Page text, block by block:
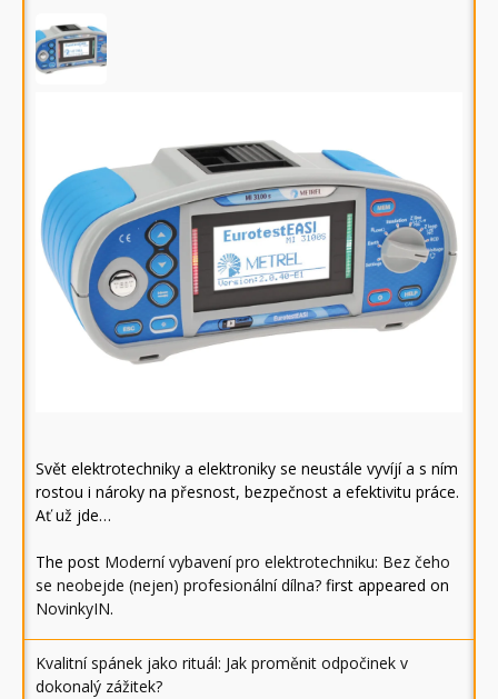
Svět elektrotechniky a elektroniky se neustále vyvíjí a s ním
rostou i nároky na přesnost, bezpečnost a efektivitu práce.
Ať už jde…
The post Moderní vybavení pro elektrotechniku: Bez čeho
se neobejde (nejen) profesionální dílna? first appeared on
NovinkyIN.
Kvalitní spánek jako rituál: Jak proměnit odpočinek v
dokonalý zážitek?